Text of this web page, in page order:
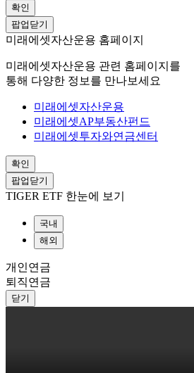
확인
팝업닫기
미래에셋자산운용 홈페이지
미래에셋자산운용 관련 홈페이지를
통해 다양한 정보를 만나보세요
미래에셋자산운용
미래에셋AP부동산펀드
미래에셋투자와연금센터
확인
팝업닫기
TIGER ETF 한눈에 보기
국내
해외
개인연금
퇴직연금
닫기